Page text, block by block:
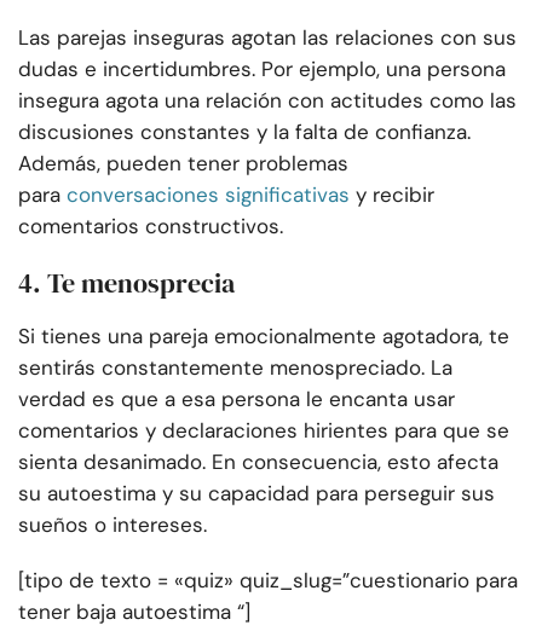
Las parejas inseguras agotan las relaciones con sus
dudas e incertidumbres. Por ejemplo, una persona
insegura agota una relación con actitudes como las
discusiones constantes y la falta de confianza.
Además, pueden tener problemas
para conversaciones significativas y recibir
comentarios constructivos.
4. Te menosprecia
Si tienes una pareja emocionalmente agotadora, te
sentirás constantemente menospreciado. La
verdad es que a esa persona le encanta usar
comentarios y declaraciones hirientes para que se
sienta desanimado. En consecuencia, esto afecta
su autoestima y su capacidad para perseguir sus
sueños o intereses.
[tipo de texto = «quiz» quiz_slug=”cuestionario para
tener baja autoestima “]